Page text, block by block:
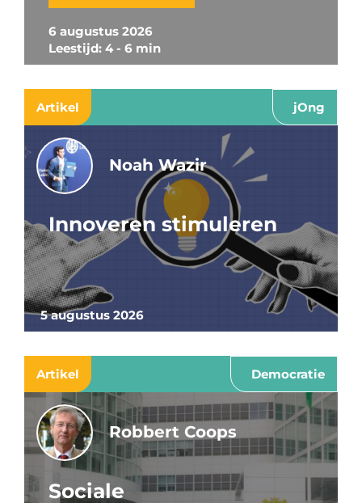
6 augustus 2026
Leestijd: 4 - 6 min
Artikel jOng
5 augustus 2026
Noah Wazir
Innoveren stimuleren
Artikel Democratie
Robbert Coops
Sociale